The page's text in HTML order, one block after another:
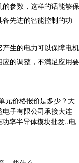
参数，这样的话能够保
先进的智能控制的功
生的电力可以保障电机
的调整，不满足应用要
元价格报价是多少？大
子有限公司承接大连
率半导体模块批发,,电